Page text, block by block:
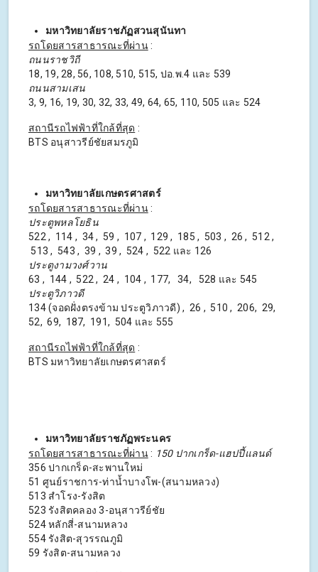
มหาวิทยาลัยราชภัฏสวนสุนันทา
รถโดยสารสาธารณะที่ผ่าน:
ถนนราชวิถี
18, 19, 28, 56, 108, 510, 515, ปอ.พ.4 และ 539
ถนนสามเสน
3, 9, 16, 19, 30, 32, 33, 49, 64, 65, 110, 505 และ 524
สถานีรถไฟฟ้าที่ใกล้ที่สุด :
BTS อนุสาวรีย์ชัยสมรภูมิ
มหาวิทยาลัยเกษตรศาสตร์
รถโดยสารสาธารณะที่ผ่าน:
ประตูพหลโยธิน
522 , 114 , 34 , 59 , 107 , 129 , 185 , 503 , 26 , 512 ,
513 , 543 , 39 , 39 , 524 , 522 และ 126
ประตูงามวงศ์วาน
63 , 144 , 522 , 24 , 104 , 177, 34, 528 และ 545
ประตูวิภาวดี
134 (จอดฝั่งตรงข้าม ประตูวิภาวดี) , 26 , 510 , 206, 29,
52, 69, 187, 191, 504 และ 555
สถานีรถไฟฟ้าที่ใกล้ที่สุด :
BTS มหาวิทยาลัยเกษตรศาสตร์
มหาวิทยาลัยราชภัฏพระนคร
รถโดยสารสาธารณะที่ผ่าน: 150 ปากเกร็ด-แฮปปี้แลนด์
356 ปากเกร็ด-สะพานใหม่
51 ศูนย์ราชการ-ท่าน้ำบางโพ-(สนามหลวง)
513 สำโรง-รังสิต
523 รังสิตคลอง 3-อนุสาวรีย์ชัย
524 หลักสี่-สนามหลวง
554 รังสิต-สุวรรณภูมิ
59 รังสิต-สนามหลวง